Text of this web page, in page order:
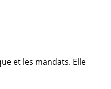
et les mandats. Elle